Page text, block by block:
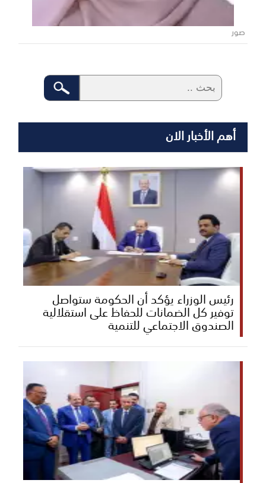
صور
أهم الأخبار الان
رئيس الوزراء يؤكد أن الحكومة ستواصل
توفير كل الضمانات للحفاظ على استقلالية
الصندوق الاجتماعي للتنمية